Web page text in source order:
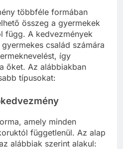
többféle formában
összeg a gyermekek
függ. A kedvezmények
család számára
így
őket. Az alábbiakban
típusokat:
amely minden
függetlenül. Az alap
alábbiak szerint alakul: